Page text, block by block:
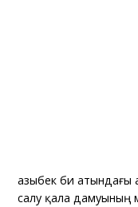
Қазыбек би атындағы
салу қала